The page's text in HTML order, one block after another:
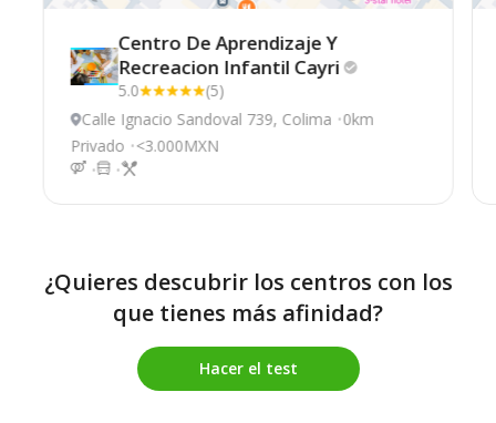
Centro De Aprendizaje Y
Recreacion Infantil Cayri
5.0
(5)
Calle Ignacio Sandoval 739, Colima 0km
Privado <3.000MXN
¿Quieres descubrir los centros con los
que tienes más afinidad?
Hacer el test